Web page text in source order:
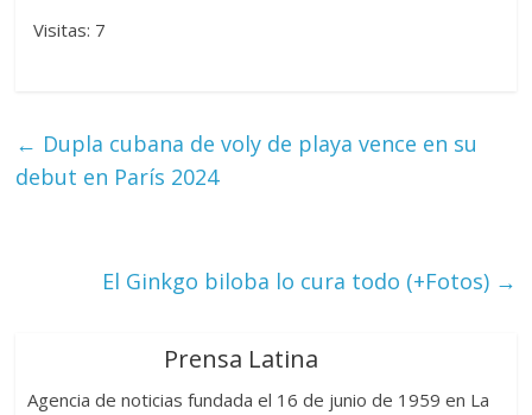
Visitas: 7
← Dupla cubana de voly de playa vence en su
debut en París 2024
El Ginkgo biloba lo cura todo (+Fotos) →
Prensa Latina
Agencia de noticias fundada el 16 de junio de 1959 en La